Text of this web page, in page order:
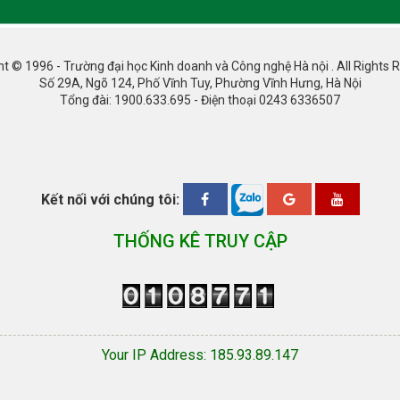
© 1996 - Trường đại học Kinh doanh và Công nghệ Hà nội . All Rights
Số 29A, Ngõ 124, Phố Vĩnh Tuy, Phường Vĩnh Hưng, Hà Nội
Tổng đài: 1900.633.695 - Điện thoại 0243 6336507
Kết nối với chúng tôi:
THỐNG KÊ TRUY CẬP
Your IP Address: 185.93.89.147